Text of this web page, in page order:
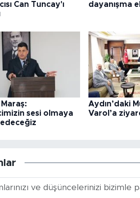
Can Tuncay'ı
dayanışma
sesi olmaya
Aydın’daki
Varol’a